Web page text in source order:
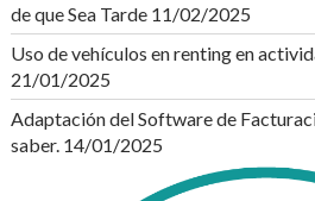
de que Sea Tarde 11/02/2025
Uso de vehículos en renting en
21/01/2025
Adaptación del Software de
saber. 14/01/2025